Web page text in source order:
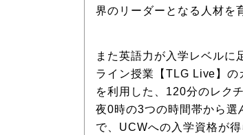
界のリーダーとなる人材を
また英語力が入学レベル
ライン授業【TLG Live】
を利用した、120分のレク
夜0時の3つの時間帯から選
で、UCWへの入学資格が